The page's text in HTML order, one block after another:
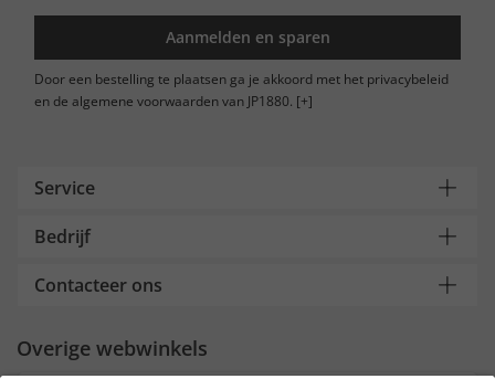
Aanmelden en sparen
Door een bestelling te plaatsen ga je akkoord met het privacybeleid
en de algemene voorwaarden van JP1880. [+]
Service
Bedrijf
Contacteer ons
Overige webwinkels